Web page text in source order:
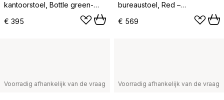
kantoorstoel, Bottle green-
gepolijst aluminium 4-star
swivel base
€ 395
bureaustoel, Red –
draaionderstel in soft black
€ 569
Voorradig afhankelijk van de vraag Voorradig afhankelijk van de vraag